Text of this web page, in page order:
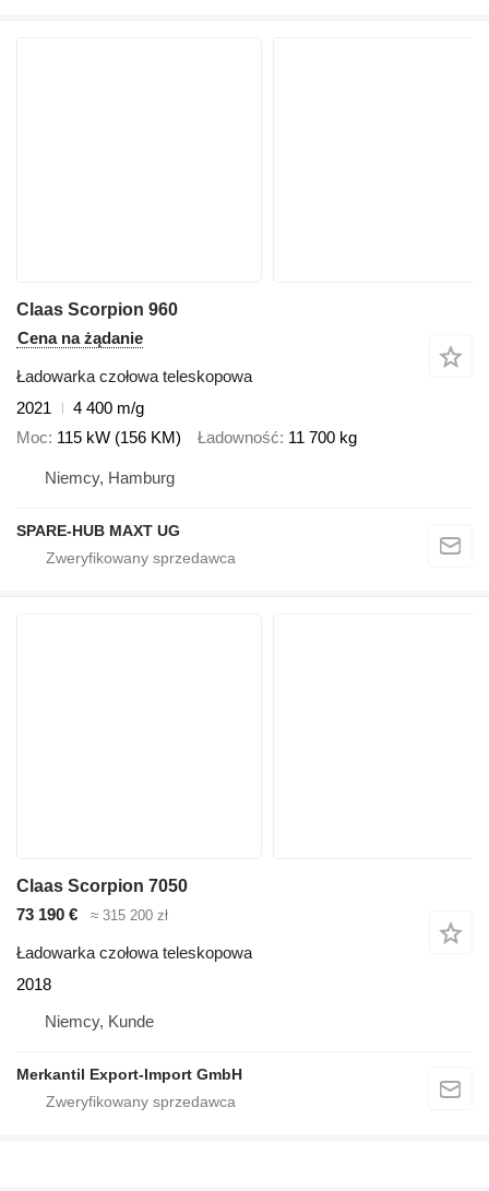
Claas Scorpion 960
Cena na żądanie
Ładowarka czołowa teleskopowa
2021
4 400 m/g
Moc 115 kW (156 KM) Ładowność 11 700 kg
Niemcy, Hamburg
SPARE-HUB MAXT UG
Claas Scorpion 7050
73 190 €
≈ 315 200 zł
Ładowarka czołowa teleskopowa
2018
Niemcy, Kunde
Merkantil Export-Import GmbH